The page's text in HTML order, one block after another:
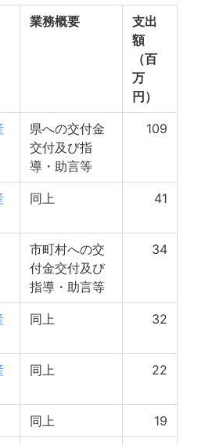
業務概要
支出
額
（百
万
円）
県への交付金
交付及び指
導・助言等
109
同上 41
市町村への交
付金交付及び
指導・助言等
34
同上 32
同上 22
同上 19